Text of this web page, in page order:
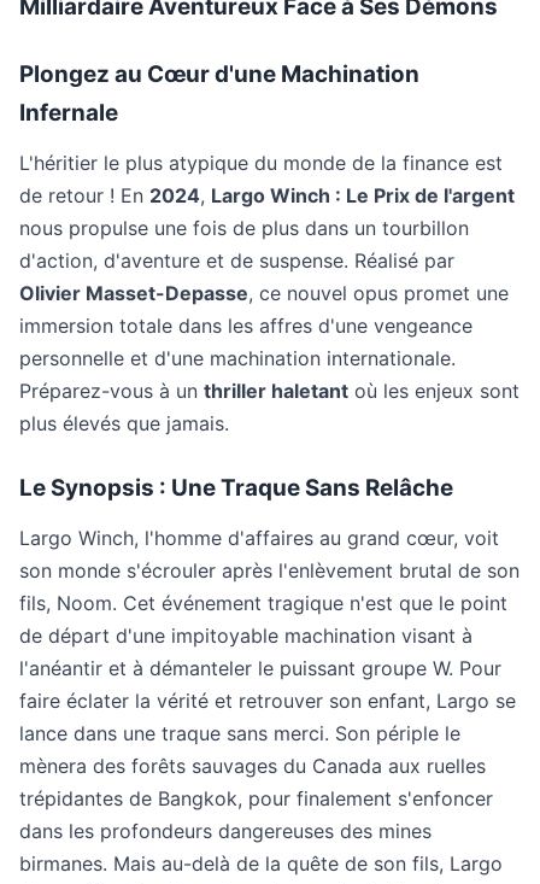
Milliardaire Aventureux Face à Ses Démons
Plongez au Cœur d'une Machination
Infernale
L'héritier le plus atypique du monde de la finance est
de retour ! En 2024, Largo Winch : Le Prix de l'argent
nous propulse une fois de plus dans un tourbillon
d'action, d'aventure et de suspense. Réalisé par
Olivier Masset-Depasse, ce nouvel opus promet une
immersion totale dans les affres d'une vengeance
personnelle et d'une machination internationale.
Préparez-vous à un thriller haletant où les enjeux sont
plus élevés que jamais.
Le Synopsis : Une Traque Sans Relâche
Largo Winch, l'homme d'affaires au grand cœur, voit
son monde s'écrouler après l'enlèvement brutal de son
fils, Noom. Cet événement tragique n'est que le point
de départ d'une impitoyable machination visant à
l'anéantir et à démanteler le puissant groupe W. Pour
faire éclater la vérité et retrouver son enfant, Largo se
lance dans une traque sans merci. Son périple le
mènera des forêts sauvages du Canada aux ruelles
trépidantes de Bangkok, pour finalement s'enfoncer
dans les profondeurs dangereuses des mines
birmanes. Mais au-delà de la quête de son fils, Largo